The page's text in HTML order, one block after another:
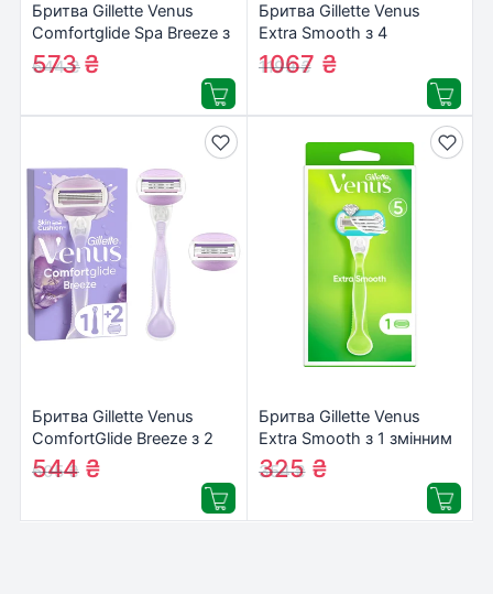
Бритва Gillette Venus
Comfortglide Spa Breeze з
4 змінними картриджами
(7702018469727)
644₴
573₴
Бритва Gillette Venus
Extra Smooth з 4
змінними картриджами +
гачок для бритви
1199₴
1067 ₴
Бритва Gillette Venus
ComfortGlide Breeze з 2
змінними картриджами
(7702018886166)
605₴
544 ₴
Бритва Gillette Venus
Extra Smooth з 1 змінним
картриджем
(7702018487202/
354₴
325 ₴